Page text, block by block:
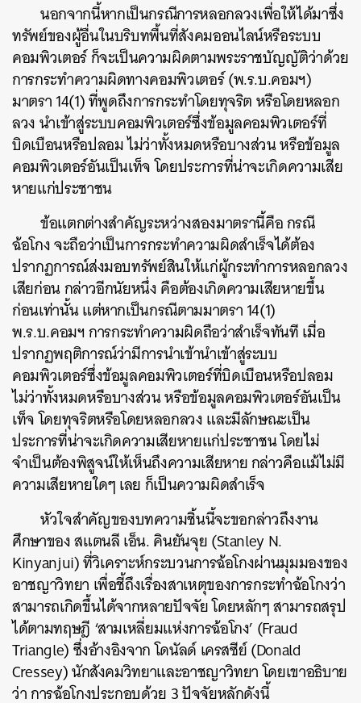
นอกจากนี้หากเป็นกรณีการหลอกลวงเพื่อให้ได้มาซึ่ง
ทรัพย์ของผู้อื่นในบริบทพื้นที่สังคมออนไลน์หรือระบบ
คอมพิวเตอร์ ก็จะเป็นความผิดตามพระราชบัญญัติว่าด้วย
การกระทำความผิดทางคอมพิวเตอร์ (พ.ร.บ.คอมฯ)
มาตรา 14(1) ที่พูดถึงการกระทำโดยทุจริต หรือโดยหลอก
ลวง นําเข้าสู่ระบบคอมพิวเตอร์ซึ่งข้อมูลคอมพิวเตอร์ที่
บิดเบือนหรือปลอม ไม่ว่าทั้งหมดหรือบางส่วน หรือข้อมูล
คอมพิวเตอร์อันเป็นเท็จ โดยประการที่น่าจะเกิดความเสีย
หายแก่ประชาชน
ข้อแตกต่างสำคัญระหว่างสองมาตรานี้คือ กรณี
ฉ้อโกง จะถือว่าเป็นการกระทำความผิดสำเร็จได้ต้อง
ปรากฏการณ์ส่งมอบทรัพย์สินให้แก่ผู้กระทำการหลอกลวง
เสียก่อน กล่าวอีกนัยหนึ่ง คือต้องเกิดความเสียหายขึ้น
ก่อนเท่านั้น แต่หากเป็นกรณีตามมาตรา 14(1)
พ.ร.บ.คอมฯ การกระทำความผิดถือว่าสำเร็จทันที เมื่อ
ปรากฏพฤติการณ์ว่ามีการนำเข้านําเข้าสู่ระบบ
คอมพิวเตอร์ซึ่งข้อมูลคอมพิวเตอร์ที่บิดเบือนหรือปลอม
ไม่ว่าทั้งหมดหรือบางส่วน หรือข้อมูลคอมพิวเตอร์อันเป็น
เท็จ โดยทุจริตหรือโดยหลอกลวง และมีลักษณะเป็น
ประการที่น่าจะเกิดความเสียหายแก่ประชาชน โดยไม่
จำเป็นต้องพิสูจน์ให้เห็นถึงความเสียหาย กล่าวคือแม้ไม่มี
ความเสียหายใดๆ เลย ก็เป็นความผิดสำเร็จ
หัวใจสำคัญของบทความชิ้นนี้จะขอกล่าวถึงงาน
ศึกษาของ สแตนลี เอ็น. คินยันจุย (Stanley N.
Kinyanjui) ที่วิเคราะห์กระบวนการฉ้อโกงผ่านมุมมองของ
อาชญาวิทยา เพื่อชี้ถึงเรื่องสาเหตุของการกระทำฉ้อโกงว่า
สามารถเกิดขึ้นได้จากหลายปัจจัย โดยหลักๆ สามารถสรุป
ได้ตามทฤษฎี ‘สามเหลี่ยมแห่งการฉ้อโกง’ (Fraud
Triangle) ซึ่งอ้างอิงจาก โดนัลด์ เครสซีย์ (Donald
Cressey) นักสังคมวิทยาและอาชญาวิทยา โดยเขาอธิบาย
ว่า การฉ้อโกงประกอบด้วย 3 ปัจจัยหลักดังนี้